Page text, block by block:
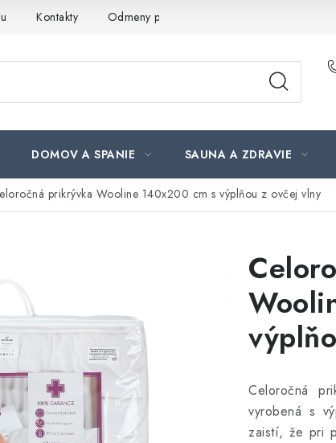
Kontakty Odmeny pre našich zákazníkov
DOMOV A SPANIE SAUNA A ZDRAVIE
prikrývka Wooline 140x200 cm s výplňou z ovčej vlny
Celoročná
vyrobená s
zaistí, že pri